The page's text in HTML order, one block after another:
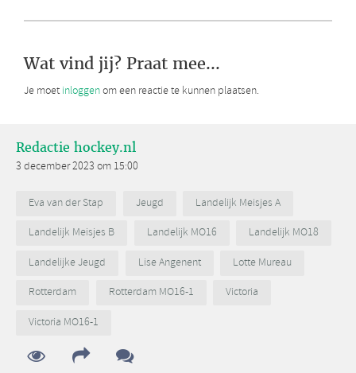
Wat vind jij? Praat mee...
Je moet inloggenom een reactie te kunnen plaatsen.
Redactie hockey.nl
3 december 2023 om 15:00
Eva van der Stap Jeugd
Landelijk Meisjes A
Landelijk Meisjes B
Landelijk MO16
Landelijk MO18
Landelijke Jeugd
Lise Angenent
Lotte Mureau
Rotterdam
Rotterdam MO16-1
Victoria
Victoria MO16-1